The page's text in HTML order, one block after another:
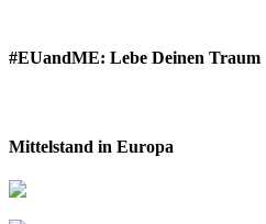
#EUandME: Lebe Deinen Traum
Mittelstand in Europa